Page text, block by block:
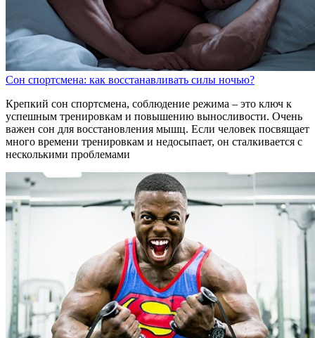
Сон спортсмена: как восстанавливать силы ночью?
Крепкий сон спортсмена, соблюдение режима – это ключ к
успешным тренировкам и повышению выносливости. Очень
важен сон для восстановления мышц. Если человек посвящает
много времени тренировкам и недосыпает, он сталкивается с
несколькими проблемами